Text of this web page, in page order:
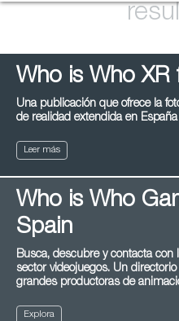
Who is Who XR
Una publicación que ofrece la
de realidad extendida en España
Leer más
Who is Who
Spain
Busca, descubre y contacta con
sector videojuegos. Un
grandes productoras de
Explora